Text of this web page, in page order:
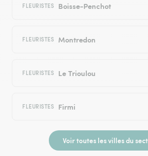
FLEURISTES Boisse-Penchot
FLEURISTES Montredon
FLEURISTES Le Trioulou
FLEURISTES Firmi
Voir toutes les villes du